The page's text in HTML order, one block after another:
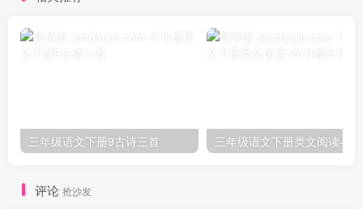
三年级语文下册9古诗三首
评论 抢沙发